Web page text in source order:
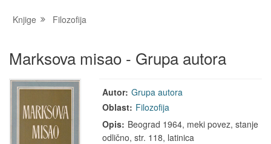
Knjige Filozofija
Marksova misao - Grupa autora
Autor: Grupa autora
Oblast: Filozofija
Opis: Beograd 1964, meki povez, stanje
odlično, str. 118, latinica